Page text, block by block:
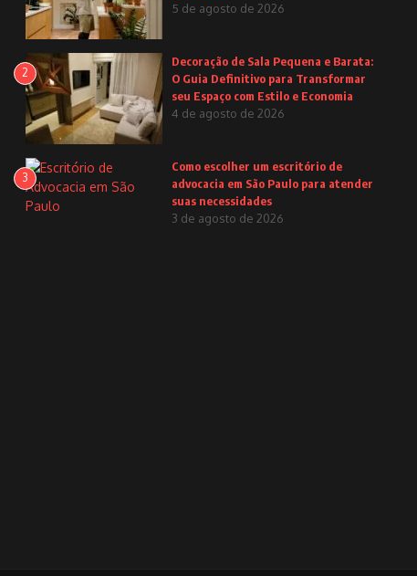
5 de agosto de 2026
2
Decoração de Sala Pequena e Barata:
O Guia Definitivo para Transformar
seu Espaço com Estilo e Economia
4 de agosto de 2026
3
Como escolher um escritório de
advocacia em São Paulo para atender
suas necessidades
3 de agosto de 2026